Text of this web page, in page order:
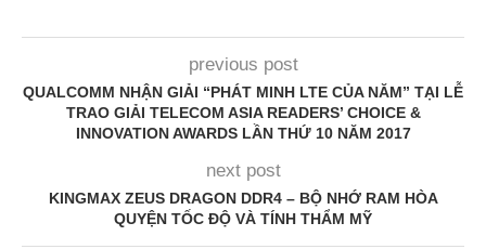
previous post
QUALCOMM NHẬN GIẢI “PHÁT MINH LTE CỦA NĂM” TẠI LỄ
TRAO GIẢI TELECOM ASIA READERS’ CHOICE &
INNOVATION AWARDS LẦN THỨ 10 NĂM 2017
next post
KINGMAX ZEUS DRAGON DDR4 – BỘ NHỚ RAM HÒA
QUYỆN TỐC ĐỘ VÀ TÍNH THẨM MỸ